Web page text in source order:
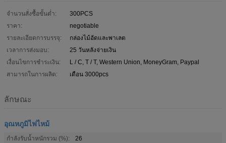
จำนวนสั่งซื้อขั้นต่ำ:
300PCS
ราคา:
negotiable
รายละเอียดการบรรจุ:
กล่องไม้อัดและพาเลต
เวลาการส่งมอบ:
25 วันหลังจ่ายเงิน
เงื่อนไขการชำระเงิน:
L / C, T / T, Western Union, MoneyGram, Paypal
สามารถในการผลิต:
เดือน 3000pcs
ลักษณะ
อุณหภูมิไฟไหม้
กำลังรับน้ำหนักรวม (%):
26